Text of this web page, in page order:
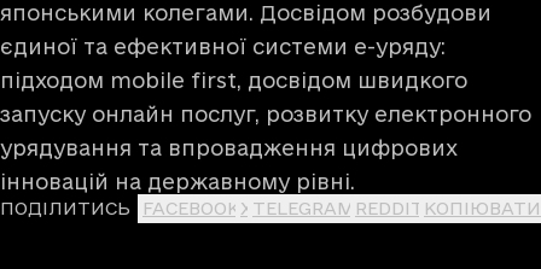
японськими колегами. Досвідом розбудови
єдиної та ефективної системи е-уряду:
підходом mobile first, досвідом швидкого
запуску онлайн послуг, розвитку електронного
урядування та впровадження цифрових
інновацій на державному рівні.
ПОДІЛИТИСЬ FACEBOOK X TELEGRAM REDDIT КОПІЮВАТИ